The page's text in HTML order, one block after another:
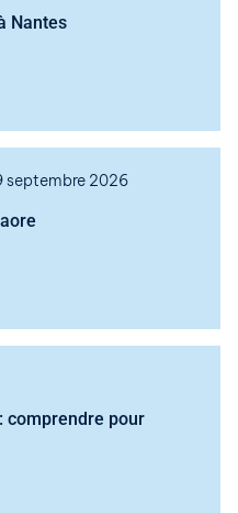
Nantes
septembre 2026
comprendre pour